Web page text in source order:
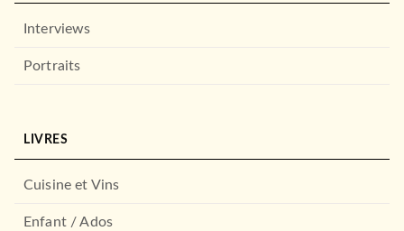
OEUVRES CLASSIQUES
Interviews
Portraits
LIVRES
Cuisine et Vins
Enfant / Ados